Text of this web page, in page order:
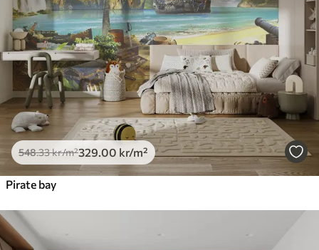
Premium vinyl
650.00390.00kr/m²
Peel and Stick
925.00555.00kr/m²
548.33kr/m²329.00 kr/m²
Pirate bay